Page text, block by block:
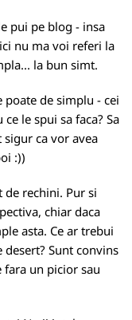
pui pe blog - insa
nu ma voi referi la
la bun simt.
poate de simplu - cei
le spui sa faca? Sa
sigur ca vor avea
:))
de rechini. Pur si
chiar daca
asta. Ce ar trebui
desert? Sunt convins
fara un picior sau